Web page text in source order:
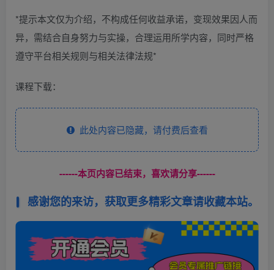
*提示本文仅为介绍，不构成任何收益承诺，变现效果因人而
异，需结合自身努力与实操，合理运用所学内容，同时严格
遵守平台相关规则与相关法律法规*
课程下载：
此处内容已隐藏，请付费后查看
------本页内容已结束，喜欢请分享------
感谢您的来访，获取更多精彩文章请收藏本站。